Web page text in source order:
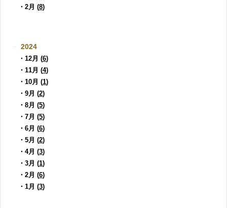
・2月 (8)
2024
・12月 (6)
・11月 (4)
・10月 (1)
・9月 (2)
・8月 (5)
・7月 (5)
・6月 (6)
・5月 (2)
・4月 (3)
・3月 (1)
・2月 (6)
・1月 (3)